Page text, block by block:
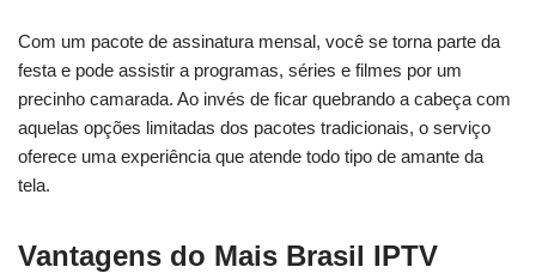
Com um pacote de assinatura mensal, você se torna parte da
festa e pode assistir a programas, séries e filmes por um
precinho camarada. Ao invés de ficar quebrando a cabeça com
aquelas opções limitadas dos pacotes tradicionais, o serviço
oferece uma experiência que atende todo tipo de amante da
tela.
Vantagens do Mais Brasil IPTV